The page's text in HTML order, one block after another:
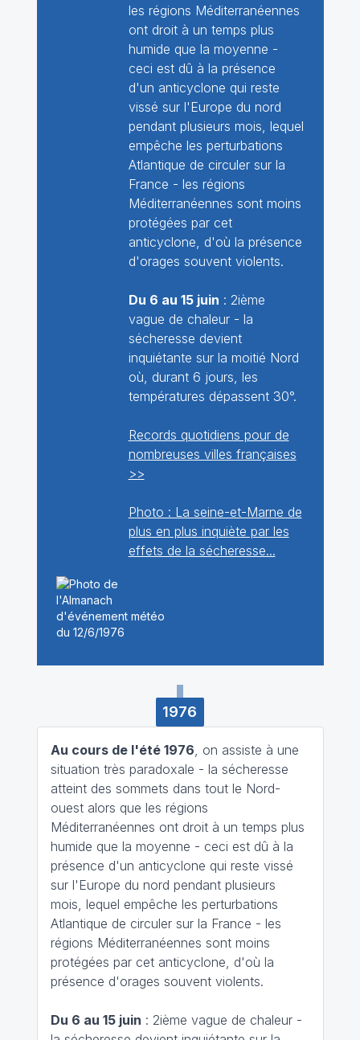
les régions Méditerranéennes
ont droit à un temps plus
humide que la moyenne -
ceci est dû à la présence
d'un anticyclone qui reste
vissé sur l'Europe du nord
pendant plusieurs mois, lequel
empêche les perturbations
Atlantique de circuler sur la
France - les régions
Méditerranéennes sont moins
protégées par cet
anticyclone, d'où la présence
d'orages souvent violents.
Du 6 au 15 juin : 2ième
vague de chaleur - la
sécheresse devient
inquiétante sur la moitié Nord
où, durant 6 jours, les
températures dépassent 30°.
Records quotidiens pour de
nombreuses villes françaises
>>
Photo : La seine-et-Marne de
plus en plus inquiète par les
effets de la sécheresse...
1976
Au cours de l'été 1976 , on assiste à une
situation très paradoxale - la sécheresse
atteint des sommets dans tout le Nord-
ouest alors que les régions
Méditerranéennes ont droit à un temps plus
humide que la moyenne - ceci est dû à la
présence d'un anticyclone qui reste vissé
sur l'Europe du nord pendant plusieurs
mois, lequel empêche les perturbations
Atlantique de circuler sur la France - les
régions Méditerranéennes sont moins
protégées par cet anticyclone, d'où la
présence d'orages souvent violents.
Du 6 au 15 juin : 2ième vague de chaleur -